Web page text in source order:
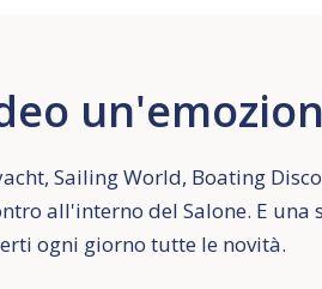
Sailing World, Boating
all'interno del Salone. E una
ogni giorno tutte le novità.